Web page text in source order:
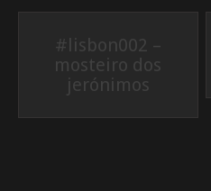
Beitrags-
Navigation
#lisbon002 –
mosteiro dos
jerónimos